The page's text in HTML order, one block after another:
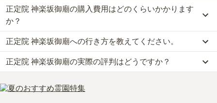
正定院 神楽坂御廟の購入費用はどのくらいかかります
か？
正定院 神楽坂御廟では、一般墓が約120万円からお求めいただけま
す。
なお、正定院 神楽坂御廟がある東京都の相場は、一般墓が約168万
円（墓石代別途）です。
お墓は、価格が高いものがよい、安いものが悪い、という訳ではあ
正定院 神楽坂御廟への行き方を教えてください。
公共交通機関の場合、東京メトロ東西線「神楽坂駅」から徒歩約4
分です。
車の場合、首都3号渋谷線「高樹町インター」から車で約16分で
す。
正定院 神楽坂御廟の実際の評判はどうですか？
正定院 神楽坂御廟の口コミはまだ投稿されておりません。
口コミはあくまで一つの目安です。資料請求や現地見学を通して、